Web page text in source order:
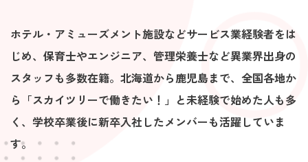
ホテル・アミューズメント施設などサービス業経験者をは
じめ、保育士やエンジニア、管理栄養士など異業界出身の
スタッフも多数在籍。北海道から鹿児島まで、全国各地か
ら「スカイツリーで働きたい！」と未経験で始めた人も多
く、学校卒業後に新卒入社したメンバーも活躍していま
す。